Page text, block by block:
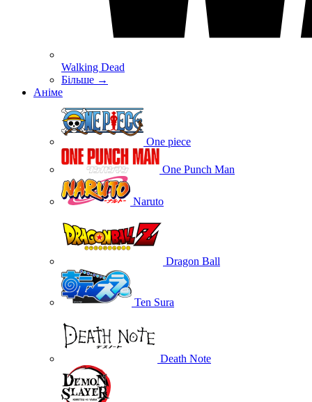
Walking Dead
Більше →
Аніме
One piece
One Punch Man
Naruto
Dragon Ball
Ten Sura
Death Note